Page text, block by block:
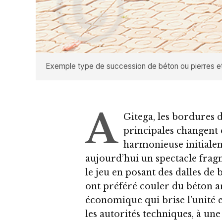
Exemple type de succession de béton ou pierres
A Gitega, les bordures
principales changent
harmonieuse
aujourd’hui un spectacle
le jeu en posant des dalles de
ont préféré couler du béton
économique qui brise l’unité
les autorités techniques, à